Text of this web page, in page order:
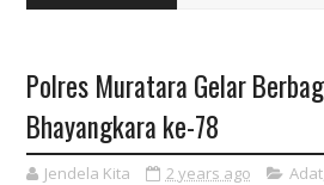
Polres Muratara Gelar
Bhayangkara ke-78
Jendela Kita 2 years ago Adat,